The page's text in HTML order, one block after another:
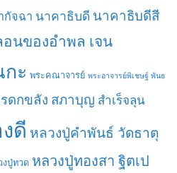
กัจฉา นาคาธิบดี นาคาธิบดีสี
นของอำพล เจน
ะ พระคณาจารย์ พระอาจารย์พิเชษฐ์ พันธ
ดกขลัง สภาบุญ สำเร็จลุน
ดี หลวงปู่คำพันธ์ วัดธาตุ
งปู่ทวด หลวงปู่ทองสา ฐิตเป